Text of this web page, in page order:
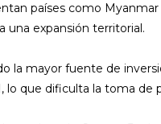
países como Myanmar
una expansión territorial.
la mayor fuente de
lo que dificulta la toma de